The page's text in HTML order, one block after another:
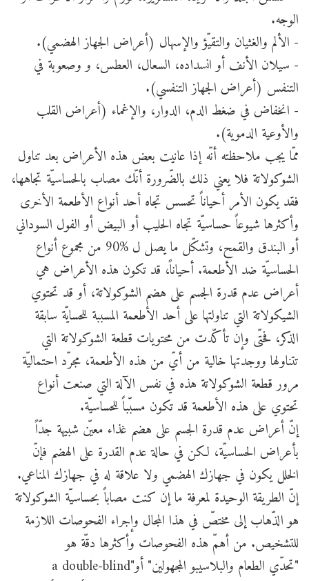
الوجه.
- الألم والغثيان والتقيّؤ والإسهال (أعراض الجهاز الهضمي).
- سيلان الأنف أو انسداده، السعال، العطس، و وصعوبة في
التنفس (أعراض الجهاز التنفسي).
- انخفاض في ضغط الدم، الدوار، والإغماء (أعراض القلب
والأوعية الدموية).
ممّا يجب ملاحظته أنّه إذا عانيت بعض هذه الأعراض بعد تناول
الشوكولاتة فلا يعني ذلك بالضّرورة أنّك مصاب بالحساسيّة تجاهها،
فقد يكون الأمر أحياناً تحسس تجاه أحد أنواع الأطعمة الأخرى
وأكثرها شيوعاً حساسيّة تجاه الحليب أو البيض أو الفول السوداني
أو البندق والقمح، وتشكّل ما يصل ل %90 من مجموع أنواع
الحساسيّة ضد الأطعمة. أحياناً، قد تكون هذه الأعراض هي
أعراض عدم قدرة الجسم على هضم الشوكولاتة، أو قد تحتوي
الشيكولاتة التي تناولتها على أحد الأطعمة المسببة للحسايّة سابقة
الذكر، فحتّى وإن تأكّدت من محتويات قطعة الشوكولاتة التي
تتناولها ووجدتها خالية من أيّ من هذه الأطعمة، مجرّد احتماليّة
مرور قطعة الشوكولاتة هذه في نفس الآلة التي صنعت أنواع
تحتوي على هذه الأطعمة قد تكون مسبّباً للحساسيّة.
إنّ أعراض عدم قدرة الجسم على هضم غذاء معيّن شبيهة جدّاً
بأعراض الحساسيّة، لكن في حالة عدم القدرة على الهضم فإنّ
الخلل يكون في جهازك الهضمي ولا علاقة له في جهازك المناعي.
إنّ الطريقة الوحيدة لمعرفة ما إن كنت مصاباً بحساسيّة الشوكولاتة
هو الذّهاب إلى مختصّ في هذا المجال وإجراء الفحوصات اللازمة
للتشخيص. من أهمّ هذه الفحوصات وأكثرها دقّة هو
"تحدّي الطعام والبلاسيبو المجهولين" أو"a double-blind